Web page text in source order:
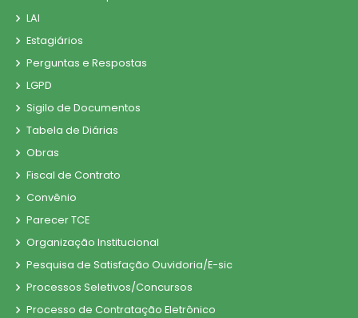
LAI
Estagiários
Perguntas e Respostas
LGPD
Sigilo de Documentos
Tabela de Diárias
Obras
Fiscal de Contrato
Convênio
Parecer TCE
Organização Institucional
Pesquisa de Satisfação Ouvidoria/E-sic
Processos Seletivos/Concursos
Processo de Contratação Eletrônico